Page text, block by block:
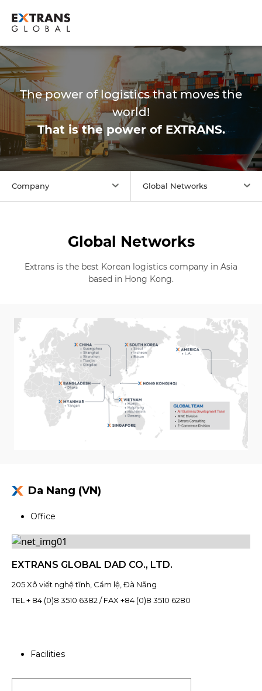
The power of logistics that moves the
world!
That is the power of EXTRANS.
Company Global Networks
Global Networks
Extrans is the best Korean logistics company in Asia
based in Hong Kong.
Da Nang (VN)
Office
EXTRANS GLOBAL DAD CO., LTD.
205 Xô viết nghệ tĩnh, Cẩm lệ, Đà Nẵng
TEL + 84 (0)8 3510 6382 / FAX +84 (0)8 3510 6280
Facilities